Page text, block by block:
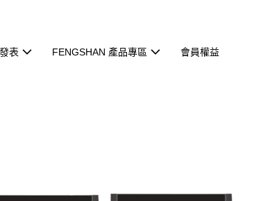
表 FENGSHAN 產品專區 會員權益